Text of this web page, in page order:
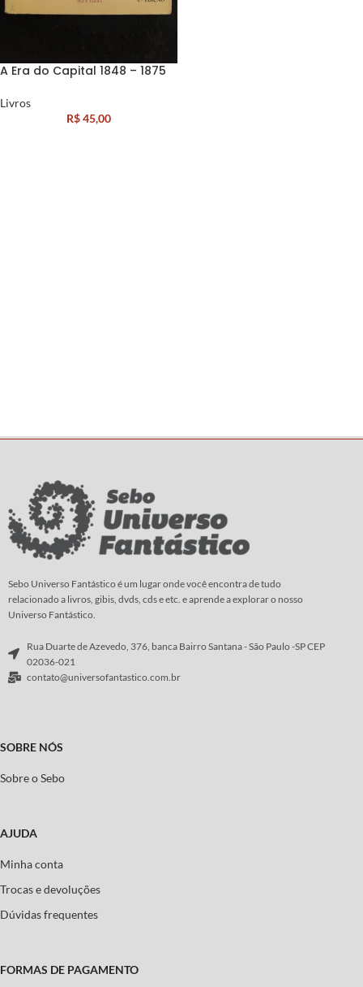
A Era do Capital 1848 – 1875
Livros
R$45,00
Sebo Universo Fantástico é um lugar onde você encontra de tudo
relacionado a livros, gibis, dvds, cds e etc. e aprende a explorar o nosso
Universo Fantástico.
Rua Duarte de Azevedo, 376, banca Bairro Santana - São Paulo -SP CEP
02036-021
contato@universofantastico.com.br
SOBRE NÓS
Sobre o Sebo
AJUDA
Minha conta
Trocas e devoluções
Dúvidas frequentes
FORMAS DE PAGAMENTO